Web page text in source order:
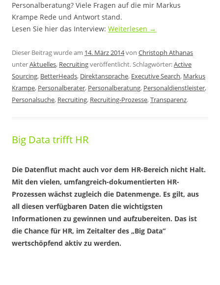
Personalberatung? Viele Fragen auf die mir Markus
Krampe Rede und Antwort stand.
Lesen Sie hier das Interview: Weiterlesen →
Dieser Beitrag wurde am 14. März 2014von Christoph Athanas
unterAktuelles, Recruitingveröffentlicht. Schlagwörter:Active
Sourcing, BetterHeads, Direktansprache, Executive Search, Markus
Krampe, Personalberater, Personalberatung, Personaldienstleister,
Personalsuche, Recruiting, Recruiting-Prozesse,Transparenz.
Big Data trifft HR
Die Datenflut macht auch vor dem HR-Bereich nicht Halt.
Mit den vielen, umfangreich-dokumentierten HR-
Prozessen wächst zugleich die Datenmenge. Es gilt, aus
all diesen verfügbaren Daten die wichtigsten
Informationen zu gewinnen und aufzubereiten. Das ist
die Chance für HR, im Zeitalter des „Big Data“
wertschöpfend aktiv zu werden.